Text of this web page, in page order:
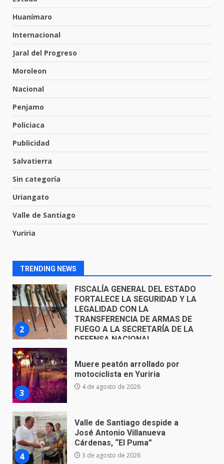
Huanímaro
Internacional
Jaral del Progreso
Moroleon
Nacional
Penjamo
Policiaca
Publicidad
Salvatierra
Sin categoría
Uriangato
Valle de Santiago
Yuriria
TRENDING NEWS
5
6
Emboscada a policías en Yuriria
31 de julio de 2026
7
30 de julio de 2026
1
El Pbro. Mario Alberto Pérez
parroquia de Guarapo
2
FISCALÍA GENERAL DEL ESTADO
FUEGO A LA SECRETARÍA DE LA
DEFENSA NACIONAL
5 de agosto de 2026
3
Muere peatón arrollado por
motociclista en Yuriria
4 de agosto de 2026
4
Valle de Santiago despide a
José Antonio Villanueva
Cárdenas, “El Puma”
3 de agosto de 2026
5
Hombre pierde la vida en
tabiquera